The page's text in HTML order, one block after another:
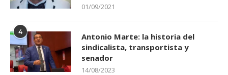
01/09/2021
4
Antonio Marte: la historia del
sindicalista, transportista y
senador
14/08/2023